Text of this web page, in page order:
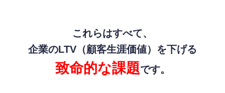
これらはすべて、
企業のLTV（顧客生涯価値）を下げる
致命的な課題です。